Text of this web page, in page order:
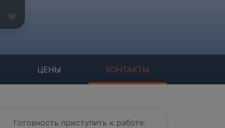
ЦЕНЫ КОНТАКТЫ
Готовность приступить к работе: